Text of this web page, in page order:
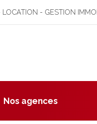
- GESTION
Nos agences